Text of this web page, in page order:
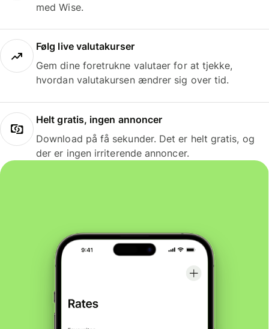
med Wise.
Følg live valutakurser
Gem dine foretrukne valutaer for at tjekke,
hvordan valutakursen ændrer sig over tid.
Helt gratis, ingen annoncer
Download på få sekunder. Det er helt gratis, og
der er ingen irriterende annoncer.